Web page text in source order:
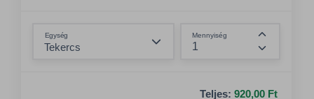
Egység Mennyiség
Összeg
Teljes: 920,00 Ft